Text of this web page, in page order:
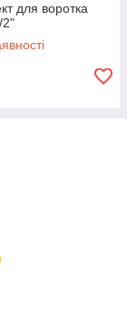
для воротка
2"